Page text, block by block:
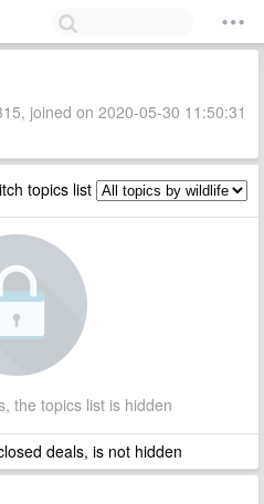
joined on 2020-05-30 11:50:31
topics list
the topics list is hidden
deals, is not hidden